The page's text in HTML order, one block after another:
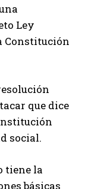
Ley
Constitución
que dice
social.
tiene la
básicas